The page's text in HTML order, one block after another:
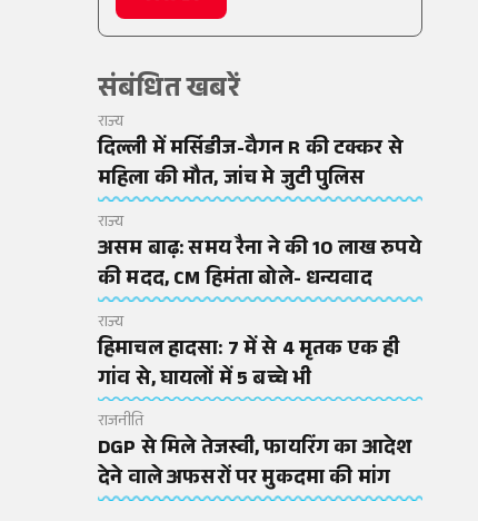
संबंधित खबरें
राज्य
दिल्ली में मर्सिडीज-वैगन R की टक्कर से
महिला की मौत, जांच मे जुटी पुलिस
राज्य
असम बाढ़: समय रैना ने की 10 लाख रुपये
की मदद, CM हिमंता बोले- धन्यवाद
राज्य
हिमाचल हादसा: 7 में से 4 मृतक एक ही
गांव से, घायलों में 5 बच्चे भी
राजनीति
DGP से मिले तेजस्वी, फायरिंग का आदेश
देने वाले अफसरों पर मुकदमा की मांग